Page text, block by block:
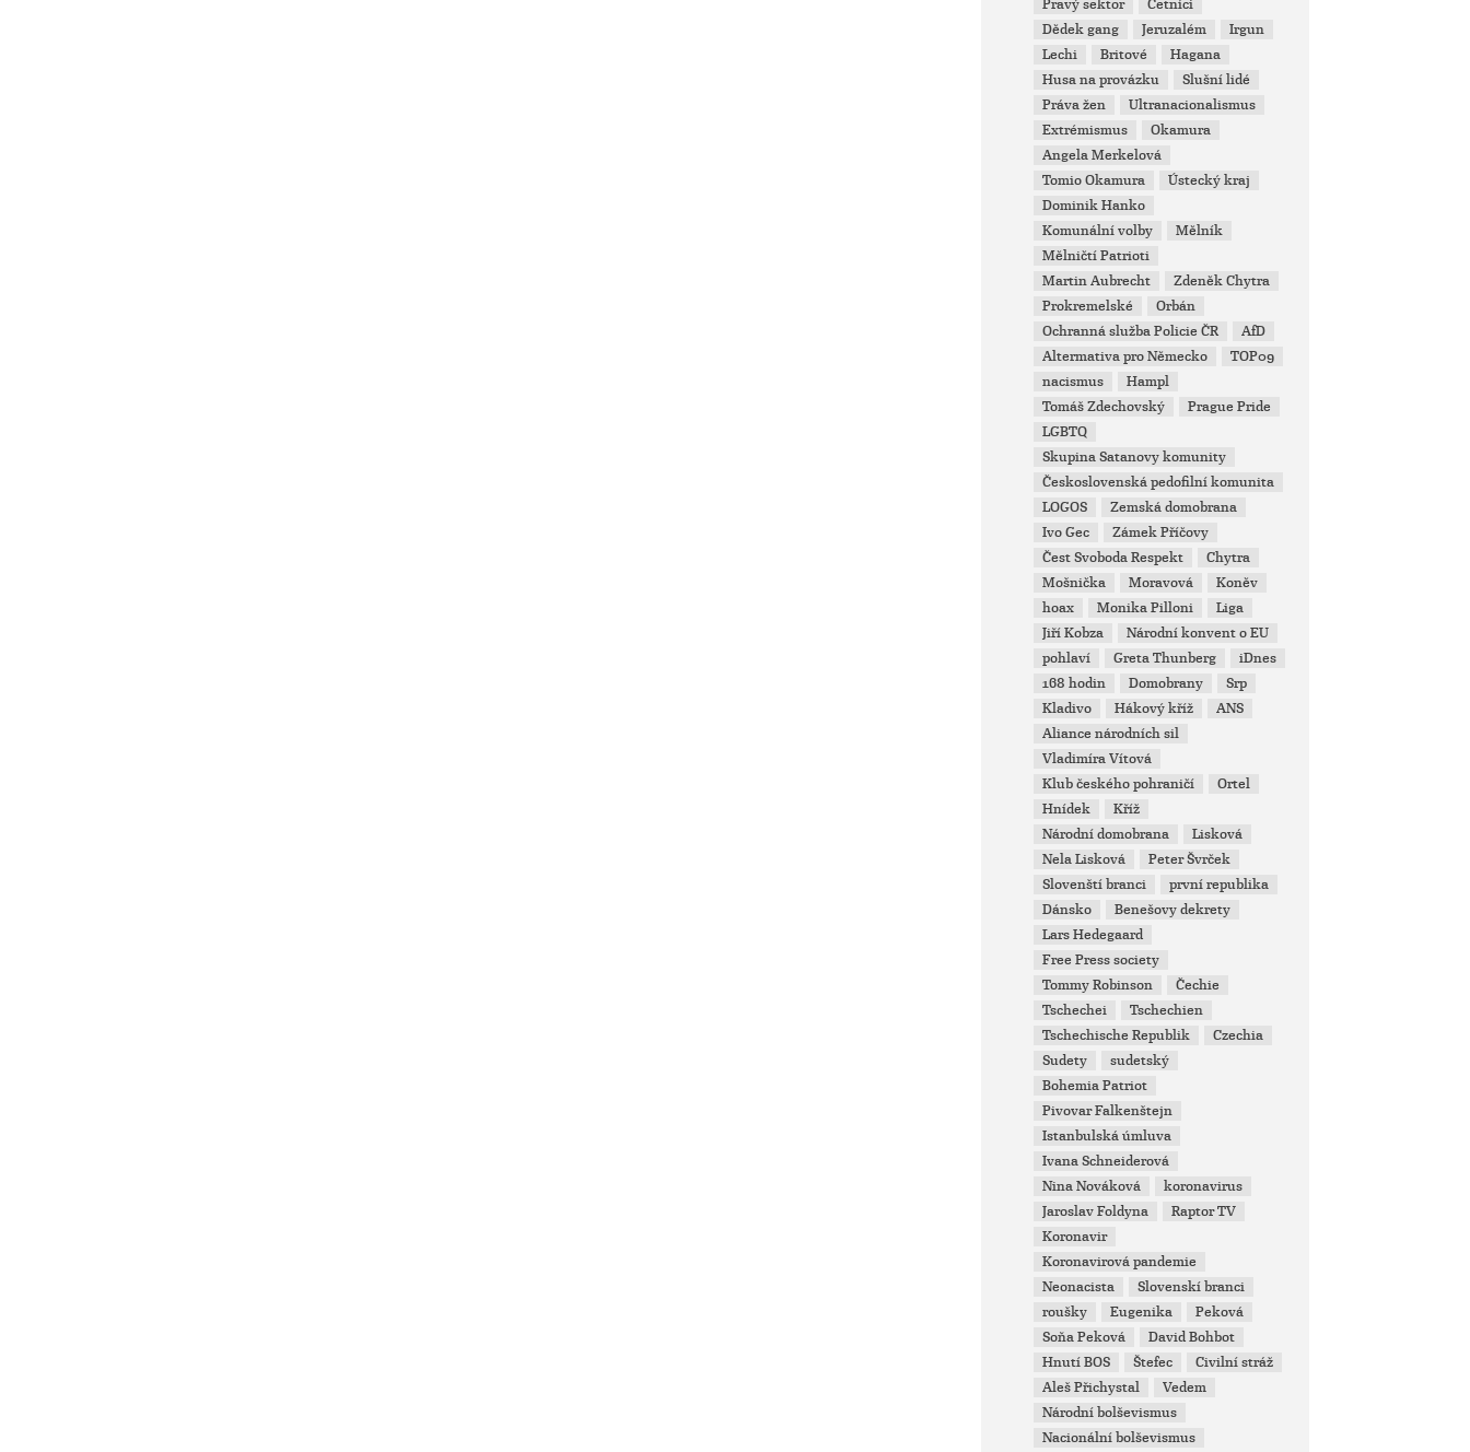
Pravý sektor
Četníci
Dědek gang
Jeruzalém
Irgun
Lechi
Britové
Hagana
Husa na provázku
Slušní lidé
Práva žen
Ultranacionalismus
Extrémismus
Okamura
Angela Merkelová
Tomio Okamura
Ústecký kraj
Dominik Hanko
Komunální volby
Mělník
Mělničtí Patrioti
Martin Aubrecht
Zdeněk Chytra
Prokremelské
Orbán
Ochranná služba Policie ČR
AfD
Altermativa pro Německo
TOP09
nacismus
Hampl
Tomáš Zdechovský
Prague Pride
LGBTQ
Skupina Satanovy komunity
Československá pedofilní komunita
LOGOS
Zemská domobrana
Ivo Gec
Zámek Příčovy
Čest Svoboda Respekt
Chytra
Mošnička
Moravová
Koněv
hoax
Monika Pilloni
Liga
Jiří Kobza
Národní konvent o EU
pohlaví
Greta Thunberg
iDnes
168 hodin
Domobrany
Srp
Kladivo
Hákový kříž
ANS
Aliance národních sil
Vladimíra Vítová
Klub českého pohraničí
Ortel
Hnídek
Kříž
Národní domobrana
Lisková
Nela Lisková
Peter Švrček
Slovenští branci
první republika
Dánsko
Benešovy dekrety
Lars Hedegaard
Free Press society
Tommy Robinson
Čechie
Tschechei
Tschechien
Tschechische Republik
Czechia
Sudety
sudetský
Bohemia Patriot
Pivovar Falkenštejn
Istanbulská úmluva
Ivana Schneiderová
Nina Nováková
koronavirus
Jaroslav Foldyna
Raptor TV
Koronavir
Koronavirová pandemie
Neonacista
Slovenskí branci
roušky
Eugenika
Peková
Soňa Peková
David Bohbot
Hnutí BOS
Štefec
Civilní stráž
Aleš Přichystal
Vedem
Národní bolševismus
Nacionální bolševismus